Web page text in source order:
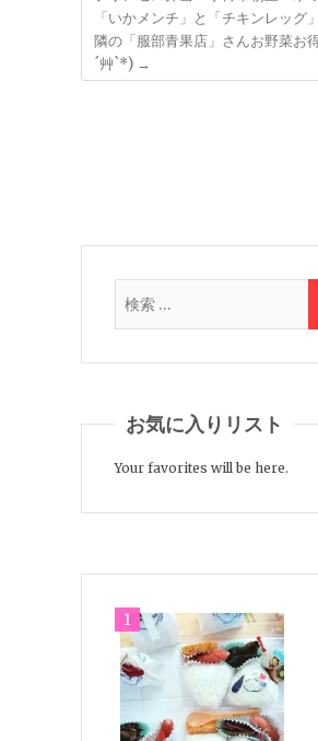
「いかメンチ」と「チキンレッグ
隣の「服部青果店」さんお野菜お
´艸`*) →
お気に入りリスト
Your favorites will be here.